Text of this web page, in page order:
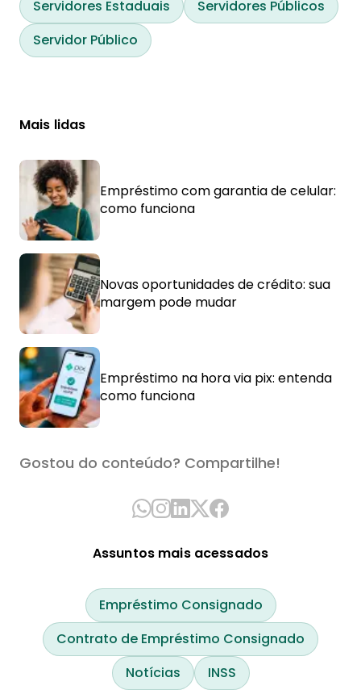
Servidores Estaduais
Servidores Públicos
Servidor Público
Mais lidas
Empréstimo com garantia de celular:
como funciona
Novas oportunidades de crédito: sua
margem pode mudar
Empréstimo na hora via pix: entenda
como funciona
Gostou do conteúdo? Compartilhe!
Assuntos mais acessados
Empréstimo Consignado
Contrato de Empréstimo Consignado
Notícias
INSS